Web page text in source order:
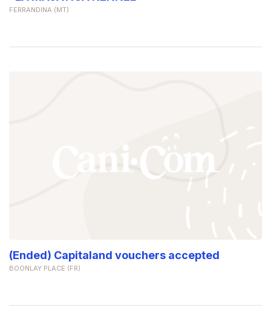
FERRANDINA (MT)
(Ended) Capitaland vouchers accepted
BOONLAY PLACE (FR)